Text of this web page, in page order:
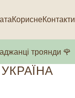
КориснеКонтакти
троянди 🌹